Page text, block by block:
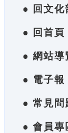
● 回文化
● 回首頁
● 網站導
● 電子報
● 常見問
● 會員專